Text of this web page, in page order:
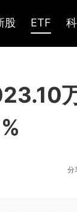
股 ETF
分